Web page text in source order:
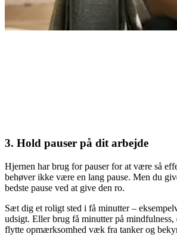
3. Hold pauser på dit arbejde
Hjernen har brug for pauser for at være så
behøver ikke være en lang pause. Men du
bedste pause ved at give den ro.
Sæt dig et roligt sted i få minutter –
udsigt. Eller brug få minutter på
flytte opmærksomhed væk fra tanker og